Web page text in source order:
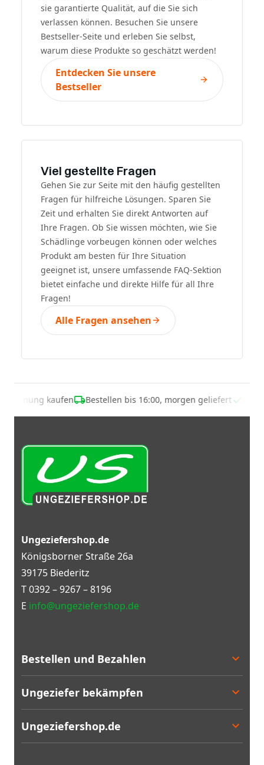
sie garantierte Qualität, auf die Sie sich
verlassen können. Besuchen Sie unsere
Bestseller-Seite und erleben Sie selbst,
warum diese Produkte so geschätzt werden!
Entdecken Sie unsere
Bestseller
Viel gestellte Fragen
Gehen Sie zur Seite mit den häufig gestellten
Fragen für hilfreiche Lösungen. Sparen Sie
Zeit und erhalten Sie direkt Antworten auf
Ihre Fragen. Ob Sie wissen möchten, wie Sie
Schädlinge vorbeugen können oder welches
Produkt am besten für Ihre Situation
geeignet ist, unsere umfassende FAQ-Sektion
bietet einfache und direkte Hilfe für all Ihre
Fragen!
Alle Fragen ansehen
Rechnung kaufen Bestellen bis 16:00, morgen geliefert
Bestellen und Bezahlen
Bestellen
Lieferung
Ungeziefer bekämpfen
Entscheidungshilfe
Ungeziefershop.de
Ungeziefershop.de
Königsborner Straße 26a
39175 Biederitz
T0392 – 9267 – 8196
E info@ungeziefershop.de